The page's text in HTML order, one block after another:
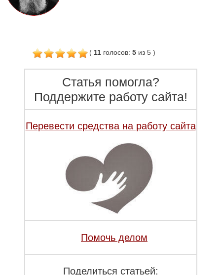
( 11 голосов: 5из 5)
Статья помогла?
Поддержите работу сайта!
Перевести средства на работу сайта
Помочь делом
Поделиться статьей: